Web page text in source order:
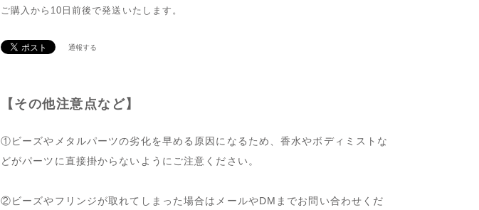
ご購入から10日前後で発送いたします。
通報する
【その他注意点など】
①ビーズやメタルパーツの劣化を早める原因になるため、香水やボディミストな
どがパーツに直接掛からないようにご注意ください。
②ビーズやフリンジが取れてしまった場合はメールやDMまでお問い合わせくだ